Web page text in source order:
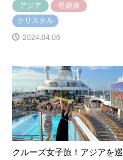
アジア
母娘旅
クリスタル
2024.04.06
クルーズ女子旅！アジアを巡